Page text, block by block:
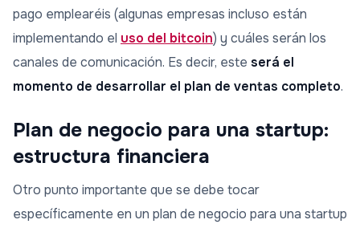
pago emplearéis (algunas empresas incluso están
implementando el uso del bitcoin) y cuáles serán los
canales de comunicación. Es decir, este será el
momento de desarrollar el plan de ventas completo.
Plan de negocio para una startup:
estructura financiera
Otro punto importante que se debe tocar
específicamente en un plan de negocio para una startup